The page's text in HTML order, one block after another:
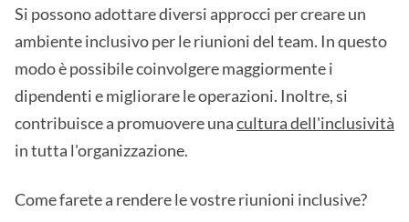
Si possono adottare diversi approcci per creare un
ambiente inclusivo per le riunioni del team. In questo
modo è possibile coinvolgere maggiormente i
dipendenti e migliorare le operazioni. Inoltre, si
contribuisce a promuovere unacultura dell'inclusività
in tutta l'organizzazione.
Come farete a rendere le vostre riunioni inclusive?